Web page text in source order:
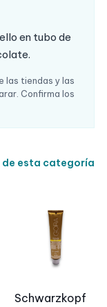
en tubo de
las tiendas y las
Confirma los
de esta categoría
Schwarzkopf